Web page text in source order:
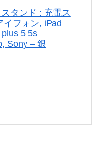
タンド : 充電ス
イフォン, iPad
5 5s
Sony – 銀